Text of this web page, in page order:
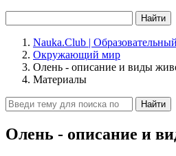
Найти
Nauka.Club |
Окружающий мир
Олень - описание и виды
Материалы
Найти
Олень - описание и